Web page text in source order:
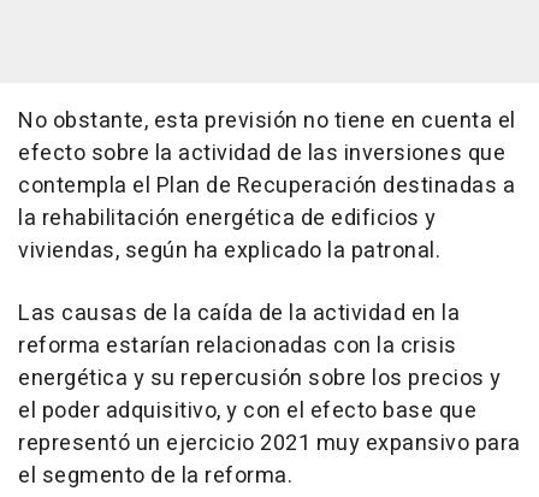
No obstante, esta previsión no tiene en cuenta el
efecto sobre la actividad de las inversiones que
contempla el Plan de Recuperación destinadas a
la rehabilitación energética de edificios y
viviendas, según ha explicado la patronal.
Las causas de la caída de la actividad en la
reforma estarían relacionadas con la crisis
energética y su repercusión sobre los precios y
el poder adquisitivo, y con el efecto base que
representó un ejercicio 2021 muy expansivo para
el segmento de la reforma.